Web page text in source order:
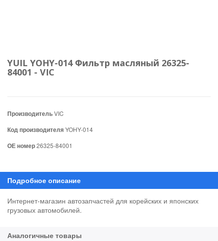
YUIL YOHY-014 Фильтр масляный 26325-
84001 - VIC
ПроизводительVIC
Код производителяYOHY-014
ОЕ номер26325-84001
Интернет-магазин автозапчастей для корейских и японских
грузовых автомобилей.